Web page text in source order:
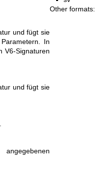
und fügt sie
In
V6-Signaturen
und fügt sie
Other formats: